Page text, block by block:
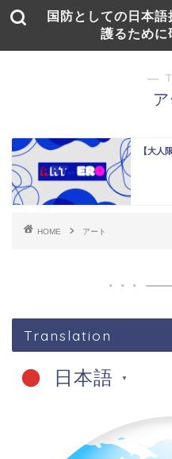
国防としての日本
護るため
―
【大人
HOME アート
Translation
日本語 ▼